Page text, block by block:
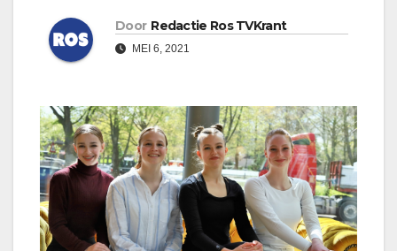
Door Redactie Ros TVKrant
MEI 6, 2021